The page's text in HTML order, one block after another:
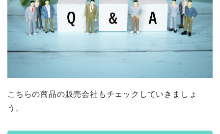
こちらの商品の販売会社もチェックしていきましょ
う。